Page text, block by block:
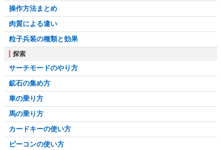
操作方法まとめ
肉質による違い
粒子兵装の種類と効果
探索
サーチモードのやり方
鉱石の集め方
車の乗り方
馬の乗り方
カードキーの使い方
ビーコンの使い方